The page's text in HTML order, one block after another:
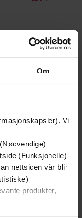
Om
Vi
(Funksjonelle)
nettsiden vår blir
produkter,